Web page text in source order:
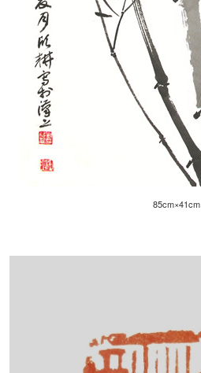
85cm×41cm